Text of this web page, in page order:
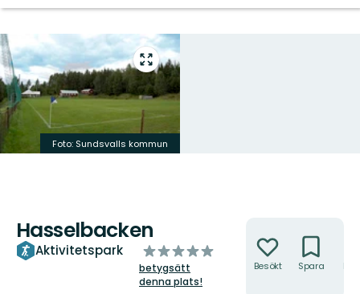
Gå
till
helskärmsläge
Foto: Sundsvalls kommun
Hasselbacken
Aktivitetspark
av
5
stjärnor
betygsätt
denna plats!
Besökt Spara